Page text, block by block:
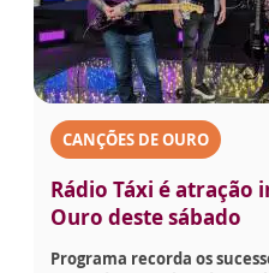
CANÇÕES DE OURO
Rádio Táxi é atração
Ouro deste sábado
Programa recorda os